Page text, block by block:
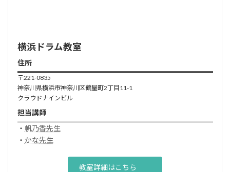
横浜ドラム教室
住所
〒221-0835
神奈川県横浜市神奈川区鶴屋町2丁目11-1
クラウドナインビル
担当講師
・ 帆乃香先生
・ かな先生
教室詳細はこちら